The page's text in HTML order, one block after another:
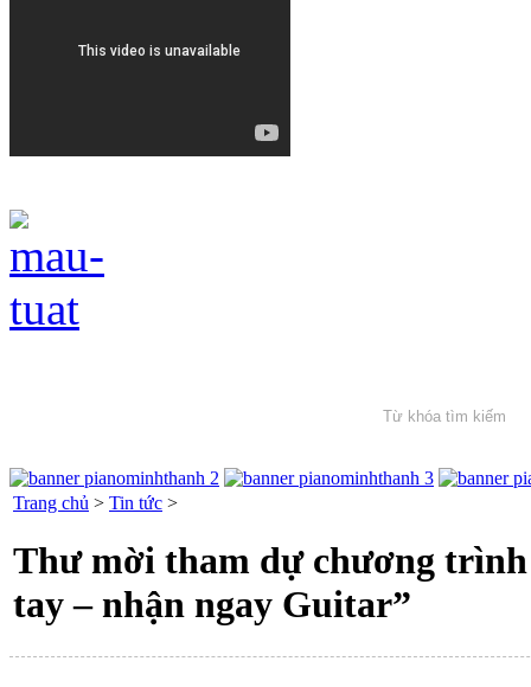
Trang chủ > Tin tức >
Thư mời tham dự chương
tay – nhận ngay Guitar”